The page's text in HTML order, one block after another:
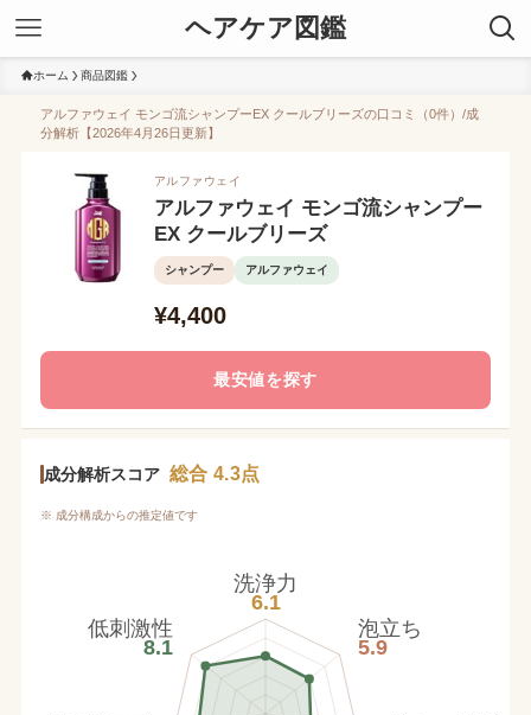
ヘアケア図鑑
ホーム 商品図鑑
アルファウェイ モンゴ流シャンプーEX クールブリーズの口コミ（0件）/成
分解析【2026年4月26日更新】
アルファウェイ
アルファウェイ モンゴ流シャンプー
EX クールブリーズ
シャンプー アルファウェイ
¥4,400
最安値を探す
成分解析スコア 総合 4.3点
※ 成分構成からの推定値です
洗浄力
6.1
泡立ち
5.9
低刺激性
8.1